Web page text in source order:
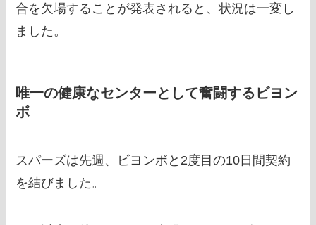
合を欠場することが発表されると、状況は一変し
ました。
唯一の健康なセンターとして奮闘するビヨン
ボ
スパーズは先週、ビヨンボと2度目の10日間契約
を結びました。